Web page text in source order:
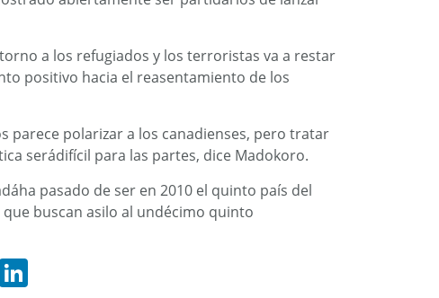
a los refugiados y los terroristas va a restar
positivo hacia el reasentamiento de los
parece polarizar a los canadienses, pero tratar
serádifícil para las partes, dice Madokoro.
pasado de ser en 2010 el quinto país del
buscan asilo al undécimo quinto
WhatsApp